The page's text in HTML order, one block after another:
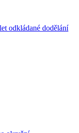
odkládané dodělání